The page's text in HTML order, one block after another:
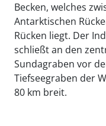
Becken, welches
Antarktischen
Rücken liegt. Der
schließt an den
Sundagraben vor
Tiefseegraben der
80 km breit.